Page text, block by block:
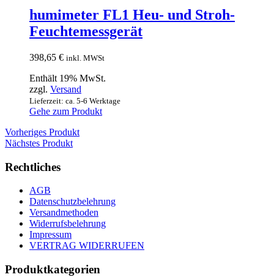
humimeter FL1 Heu- und Stroh-
Feuchtemessgerät
398,65 € inkl. MWSt
Enthält 19% MwSt.
zzgl. Versand
Lieferzeit: ca. 5-6 Werktage
Gehe zum Produkt
Vorheriges Produkt
Nächstes Produkt
Rechtliches
AGB
Datenschutzbelehrung
Versandmethoden
Widerrufsbelehrung
Impressum
VERTRAG WIDERRUFEN
Produktkategorien